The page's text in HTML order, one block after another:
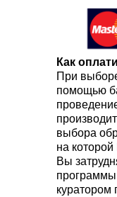
Как
При
помощью
выбора
на
Вы
куратором